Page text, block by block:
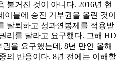
불거진 것이 아니다. 2016년 현
블에 승진 거부권을 올린 것이
탈퇴하고 성과연봉제를 적용받
리를 달라고 요구했다. 그해 HD
을 요구했는데, 8년 만인 올해
의 반응이다. 8년 전에는 이해할